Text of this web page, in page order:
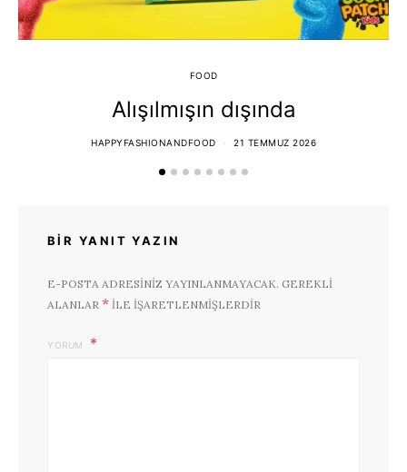
FOOD
Alışılmışın dışında
HAPPYFASHIONANDFOOD 21 TEMMUZ 2026
BIR YANIT YAZIN
E-POSTA ADRESINIZ YAYINLANMAYACAK. GEREKLI
ALANLAR * ILE IŞARETLENMIŞLERDIR
YORUM